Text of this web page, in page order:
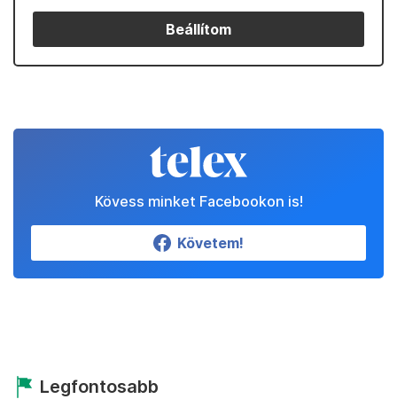
Beállítom
Kövess minket Facebookon is!
Követem!
Legfontosabb